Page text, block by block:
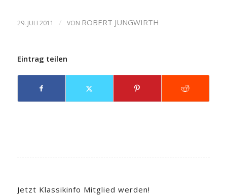
29. JULI 2011 / VON ROBERT JUNGWIRTH
Eintrag teilen
Jetzt Klassikinfo Mitglied werden!